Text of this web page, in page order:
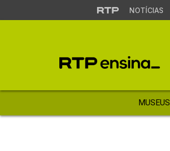
NOTÍCIAS
MUSEUS